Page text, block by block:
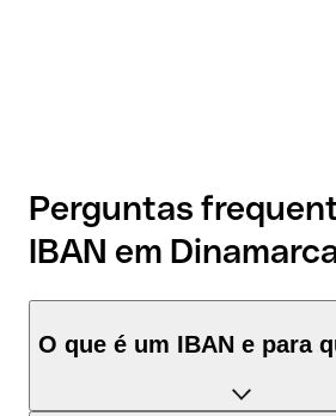
Perguntas
IBAN em
O que é um IBAN e para